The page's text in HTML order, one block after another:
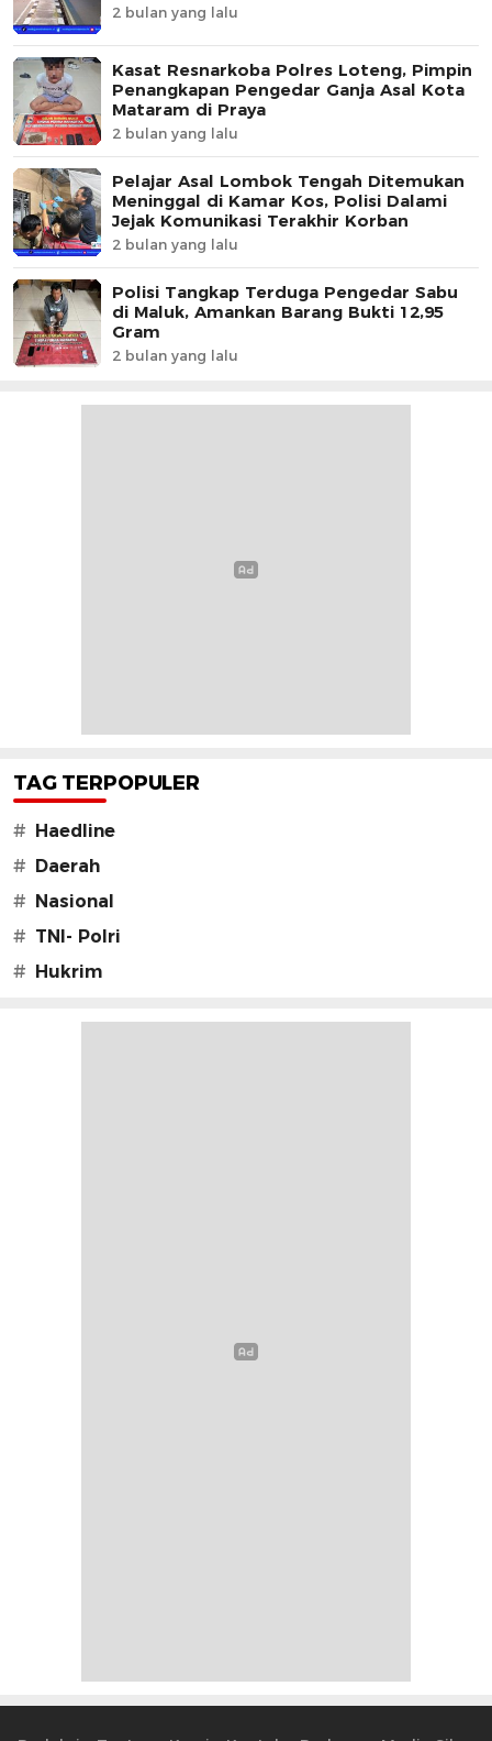
2 bulan yang lalu
Kasat Resnarkoba Polres Loteng, Pimpin
Penangkapan Pengedar Ganja Asal Kota
Mataram di Praya
2 bulan yang lalu
Pelajar Asal Lombok Tengah Ditemukan
Meninggal di Kamar Kos, Polisi Dalami
Jejak Komunikasi Terakhir Korban
2 bulan yang lalu
Polisi Tangkap Terduga Pengedar Sabu
di Maluk, Amankan Barang Bukti 12,95
Gram
2 bulan yang lalu
TAG TERPOPULER
#
Haedline
#
Daerah
#
Nasional
# TNI- Polri
#
Hukrim